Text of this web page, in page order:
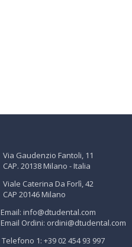
Via Gaudenzio Fantoli, 11
CAP. 20138 Milano - Italia
Viale Caterina Da Forlì, 42
CAP 20146 Milano
Email: info@dtudental.com
Email Ordini: ordini@dtudental.com
Telefono 1: +39 02 454 93 997